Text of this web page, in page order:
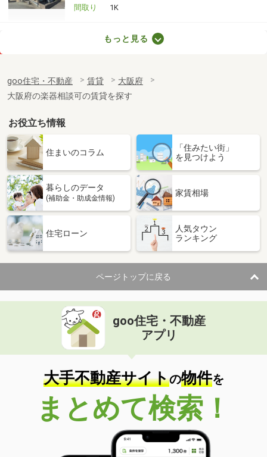
間取り
1K
大阪府大阪市福島区吉野５丁目
専有面積
24.53m²
間取り
1DK
大阪府堺市北区百舌鳥梅北町２丁
価 格
6.50万円
大阪府堺市北区百舌鳥梅北町２丁
専有面積 23.18m²
間取り
大阪府大阪市東成区深江南１丁目
住 所
大阪府大阪市東成区深江南１丁目
専有面積 22.08m²
間取り
1K
大阪府豊中市原田中１丁目
価 格
住 所
大阪府豊中市原田中１丁目
専有面積 19.87m²
間取り
1K
大阪府吹田市千里山竹園１
価 格
4.60万円
大阪府吹田市千里山竹園１
22.62m²
もっと見る
goo住宅・不動産 賃貸
大阪府
大阪府の楽器相談可の賃貸を探す
お役立ち情報
住まいのコラム
「住みたい街」
を見つけよう
暮らしのデータ
(補助金・助成金情報)
家賃相場
住宅ローン
人気タウン
ランキング
ページトップに戻る
goo住宅・不動産
アプリ
大手不動産サイトの物件を
まとめて検索！